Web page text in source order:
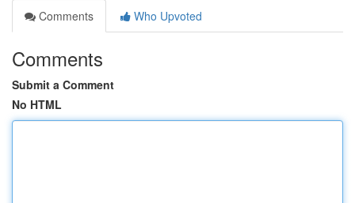
Comments
Who Upvoted
Comments
Submit a Comment
No HTML